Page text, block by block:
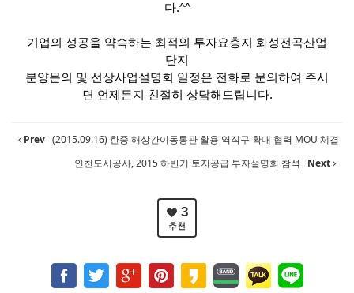
다.^^
기업의 성공을 약속하는 최적의 투자요충지 화성전곡산업
단지
분양문의 및 선상사업설명회 일정은 전화로 문의하여 주시
면 언제든지 친절히 상담해드립니다.
Prev (2015.09.16) 한중 해상간이동통관 활용 역직구 확대 협력 MOU 체결
인천도시공사, 2015 하반기 토지공급 투자설명회 참석
Next
3
추천